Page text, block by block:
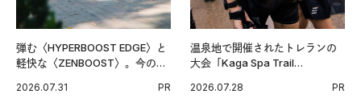
弾む〈HYPERBOOST EDGE〉と
軽快な〈ZENBOOST〉。今の時
出した新機軸。
2026.07.31 PR
温泉地で開催されたトレランの
大会「Kaga Spa Trail
戦を夢見るランナーたちの奮闘
2026.07.28 PR